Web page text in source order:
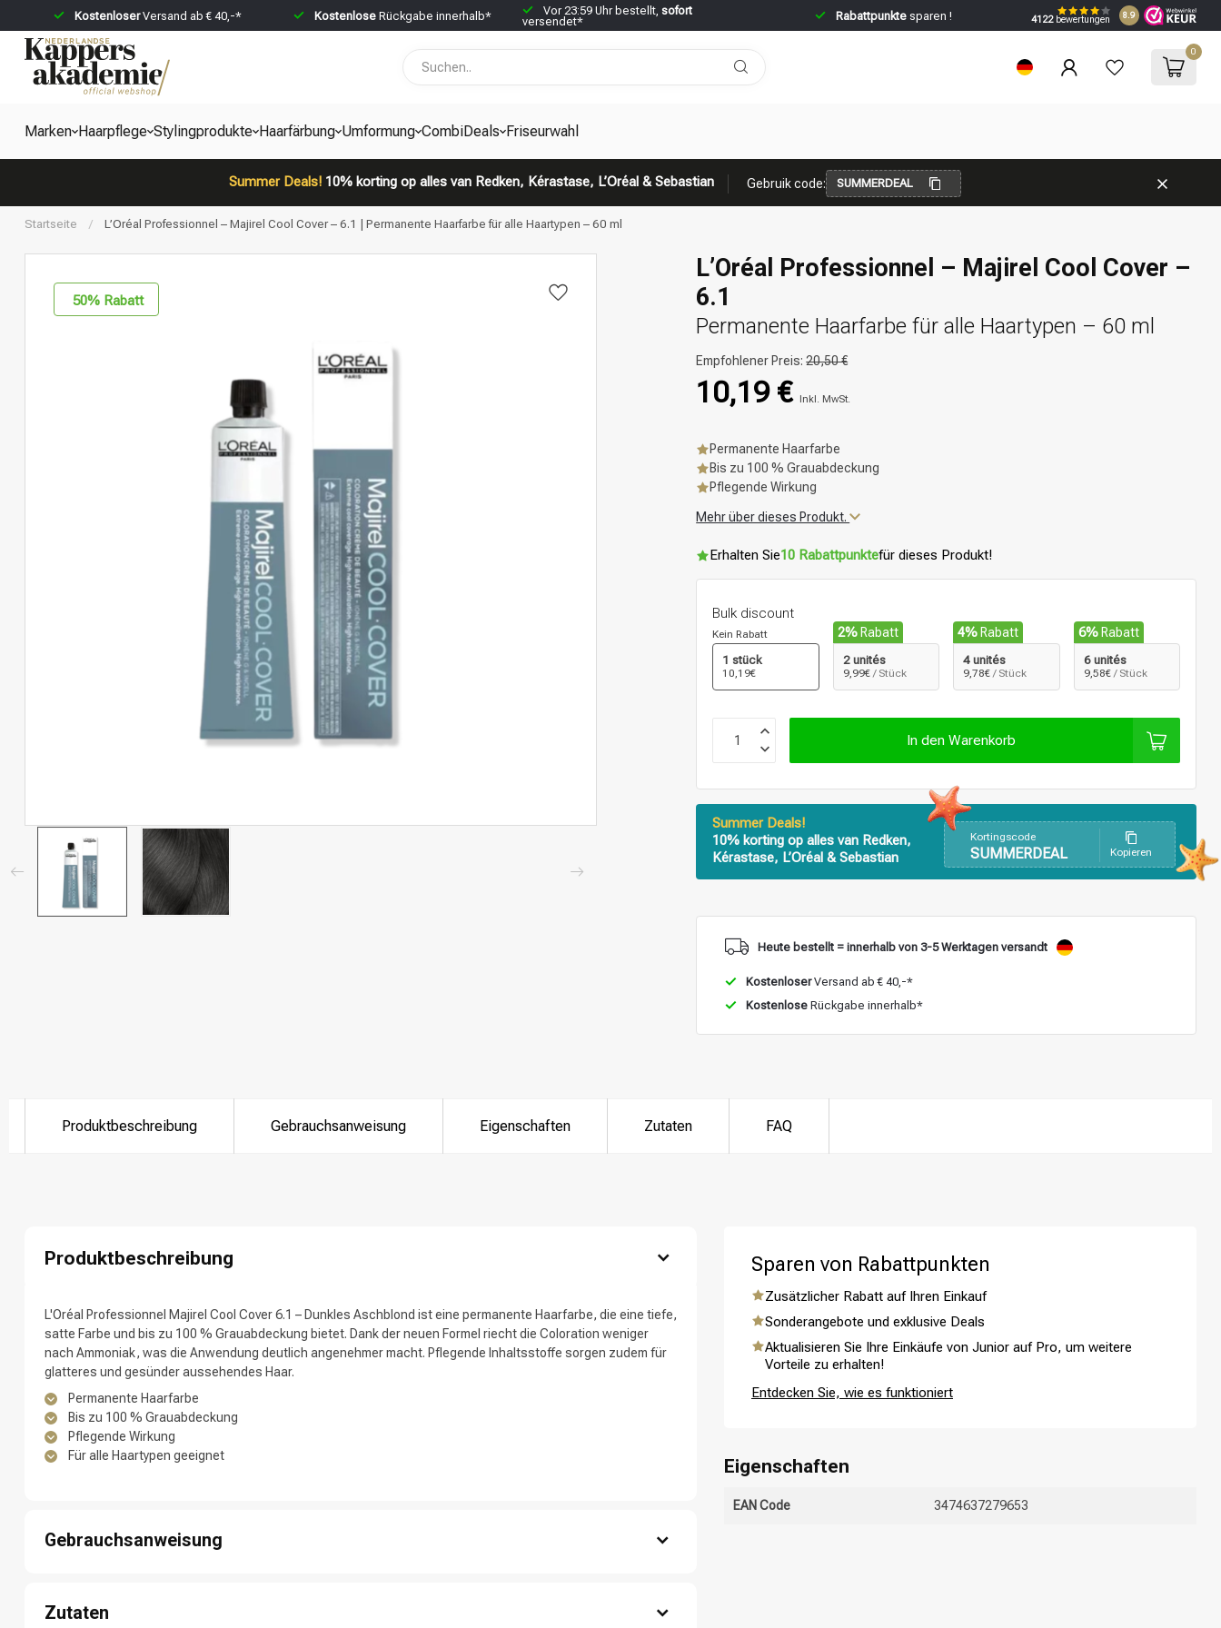
KostenloserVersand ab € 40,-* Kostenlose Rückgabe innerhalb* Vor 23:59 Uhr bestellt, sofort
versendet*
Rabattpunktesparen ! 4122bewertungen 8.9
0
Marken Haarpflege Stylingprodukte Haarfärbung Umformung CombiDeals Friseurwahl
Summer Deals!10% korting op alles van Redken, Kérastase, L’Oréal & Sebastian Gebruik code: SUMMERDEAL
Nach welcher Kategorie suchst du?
Startseite / L’Oréal Professionnel – Majirel Cool Cover – 6.1 | Permanente Haarfarbe für alle Haartypen – 60 ml
50% Rabatt
L’Oréal Professionnel – Majirel Cool Cover –
6.1
Permanente Haarfarbe für alle Haartypen – 60 ml
Empfohlener Preis:20,50 €
10,19 € Inkl. MwSt.
Permanente Haarfarbe
Bis zu 100 % Grauabdeckung
Pflegende Wirkung
Mehr über dieses Produkt.
Erhalten Sie10 Rabattpunktefür dieses Produkt!
Bulk discount
Kein Rabatt
1 stück
10,19€
2%Rabatt
2 unités
9,99€ / Stück
4% Rabatt
4 unités
9,78€ / Stück
6%Rabatt
6 unités
9,58€ / Stück
In den Warenkorb
Summer Deals!
10% korting op alles van Redken,
Kérastase, L’Oréal & Sebastian
Kortingscode
SUMMERDEAL Kopieren
Heute bestellt = innerhalb von 3-5 Werktagen versandt
KostenloserVersand ab € 40,-*
Kostenlose Rückgabe innerhalb*
Produktbeschreibung Gebrauchsanweisung Eigenschaften Zutaten FAQ
Produktbeschreibung
L'Oréal Professionnel Majirel Cool Cover 6.1 – Dunkles Aschblond ist eine permanente Haarfarbe, die eine tiefe,
satte Farbe und bis zu 100 % Grauabdeckung bietet. Dank der neuen Formel riecht die Coloration weniger
nach Ammoniak, was die Anwendung deutlich angenehmer macht. Pflegende Inhaltsstoffe sorgen zudem für
glatteres und gesünder aussehendes Haar.
Permanente Haarfarbe
Bis zu 100 % Grauabdeckung
Pflegende Wirkung
Für alle Haartypen geeignet
Gebrauchsanweisung
2: Die Mischung gleichmäßig auf sauberes, trockenes Haar auftragen.
3: 20–30 Minuten einwirken lassen, je nach gewünschter Farbintensität.
Zutaten
Sparen von Rabattpunkten
Zusätzlicher Rabatt auf Ihren Einkauf
Sonderangebote und exklusive Deals
Aktualisieren Sie Ihre Einkäufe von Junior auf Pro, um weitere
Vorteile zu erhalten!
Entdecken Sie, wie es funktioniert
Eigenschaften
EAN Code 3474637279653